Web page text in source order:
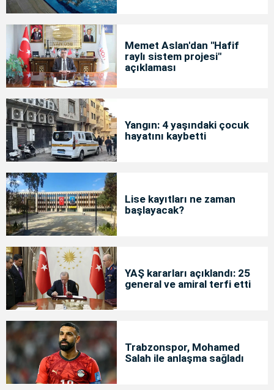
Memet Aslan'dan "Hafif
raylı sistem projesi"
açıklaması
Yangın: 4 yaşındaki çocuk
hayatını kaybetti
Lise kayıtları ne zaman
başlayacak?
YAŞ kararları açıklandı: 25
general ve amiral terfi etti
Trabzonspor, Mohamed
Salah ile anlaşma sağladı